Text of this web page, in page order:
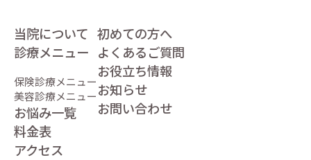
当院について
診療メニュー
保険診療メニュー
美容診療メニュー
お悩み一覧
料金表
アクセス
初めての方へ
よくあるご質問
お役立ち情報
お知らせ
お問い合わせ